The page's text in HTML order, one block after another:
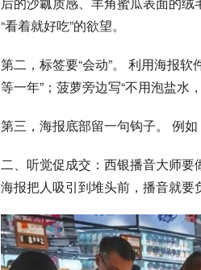
“看着就好吃”的欲望。
第二，标签要“会动”。 利用海报
等一年”；菠萝旁边写“不用泡盐水
第三，海报底部留一句钩子。 例
二、听觉促成交：西银播音大师要
海报把人吸引到堆头前，播音就要